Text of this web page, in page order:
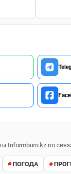
Informburo.kz по
ПОГОДА